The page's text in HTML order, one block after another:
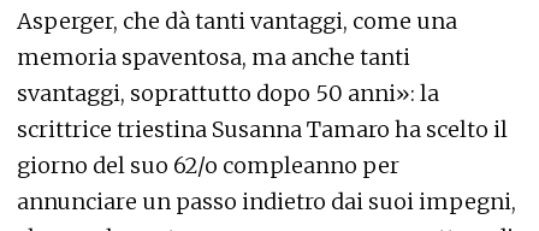
Asperger, che dà tanti vantaggi, come una
memoria spaventosa, ma anche tanti
svantaggi, soprattutto dopo 50 anni»: la
scrittrice triestina Susanna Tamaro ha scelto il
giorno del suo 62/o compleanno per
annunciare un passo indietro dai suoi impegni,